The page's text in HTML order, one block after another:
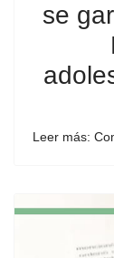
se
Leer más: